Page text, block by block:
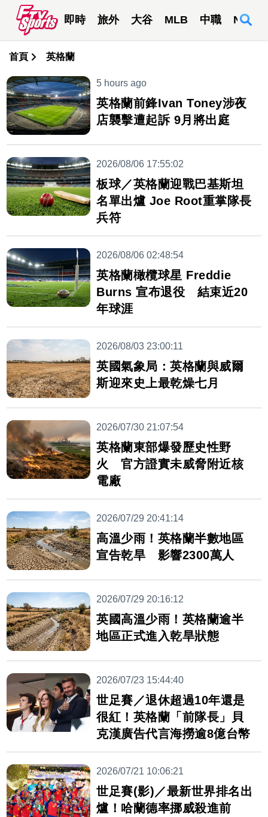
即時 旅外 大谷 MLB 中職 NBA
首頁 英格蘭
5 hours ago
英格蘭前鋒Ivan Toney涉夜
店襲擊遭起訴 9月將出庭
2026/08/06 17:55:02
板球／英格蘭迎戰巴基斯坦
名單出爐 Joe Root重掌隊長
兵符
2026/08/06 02:48:54
英格蘭橄欖球星 Freddie
Burns 宣布退役 結束近20
年球涯
2026/08/03 23:00:11
英國氣象局：英格蘭與威爾
斯迎來史上最乾燥七月
2026/07/30 21:07:54
英格蘭東部爆發歷史性野
火 官方證實未威脅附近核
電廠
2026/07/29 20:41:14
高溫少雨！英格蘭半數地區
宣告乾旱 影響2300萬人
2026/07/29 20:16:12
英國高溫少雨！英格蘭逾半
地區正式進入乾旱狀態
2026/07/23 15:44:40
世足賽／退休超過10年還是
很紅！英格蘭「前隊長」貝
克漢廣告代言海撈逾8億台幣
2026/07/21 10:06:21
世足賽(影)／最新世界排名出
爐！哈蘭德率挪威殺進前